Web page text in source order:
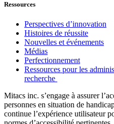
Ressources
Perspectives d’innovation
Histoires de réussite
Nouvelles et événements
Médias
Perfectionnement
Ressources pour les
recherche
Mitacs inc. s’engage à assurer
personnes en situation de
continue l’expérience utilisateur